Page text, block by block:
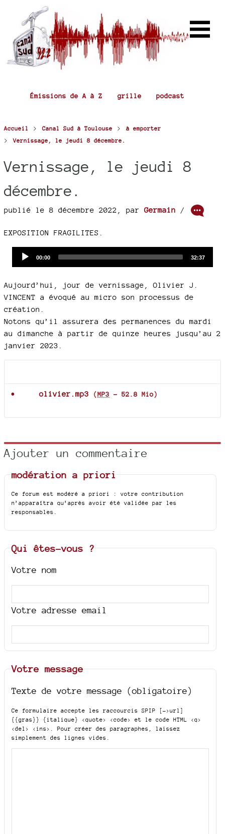
Émissions de A à Z grille podcast
Accueil > Canal Sud à Toulouse > à emporter
>Vernissage, le jeudi 8 décembre.
Vernissage, le jeudi 8
décembre.
publié le 8 décembre 2022 parGermain /
EXPOSITION FRAGILITES.
Current
00:00
Total
32:37
Aujourd’hui, jour de vernissage, Olivier J.
VINCENT a évoqué au micro son processus de
création.
Notons qu’il assurera des permanences du mardi
au dimanche à partir de quinze heures jusqu’au 2
janvier 2023.
olivier.mp3 (MP3 - 52.8 Mio)
Ajouter un commentaire
modération a priori
Ce forum est modéré a priori : votre contribution
n’apparaîtra qu’après avoir été validée par les
responsables.
Qui êtes-vous ?
Votre nom
Votre adresse email
Votre message
Texte de votre message (obligatoire)
Ce formulaire accepte les raccourcis SPIP
[->url]
{{gras}} {italique} <quote> <code>
et le code HTML <q>
<del> <ins>
. Pour créer des paragraphes, laissez
simplement des lignes vides.